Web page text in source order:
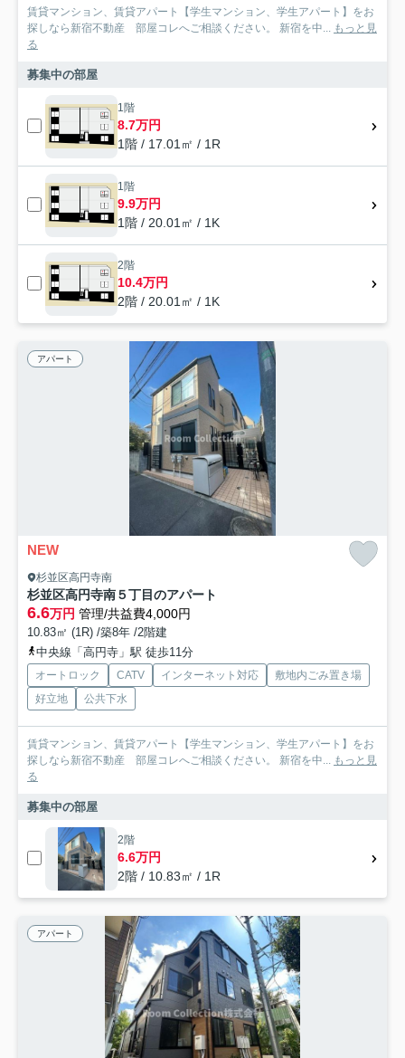
賃貸マンション、賃貸アパート【学生マンション、学生アパート】をお
探しなら新宿不動産 部屋コレへご相談ください。 新宿を中...
もっと見
る
募集中の部屋
1階
8.7万円
1階 / 17.01㎡ / 1R
1階
9.9万円
1階 / 20.01㎡ / 1K
2階
10.4万円
2階 / 20.01㎡ / 1K
アパート
NEW
杉並区高円寺南
杉並区高円寺南５丁目のアパート
6.6万円 管理/共益費4,000円
10.83㎡ (1R) /築8年 /2階建
中央線「高円寺」駅 徒歩11分
オートロック CATV インターネット対応
敷地内ごみ置き場
好立地
公共下水
賃貸マンション、賃貸アパート【学生マンション、学生アパート】をお
探しなら新宿不動産 部屋コレへご相談ください。 新宿を中...
もっと見
る
募集中の部屋
2階
6.6万円
2階 / 10.83㎡ / 1R
アパート